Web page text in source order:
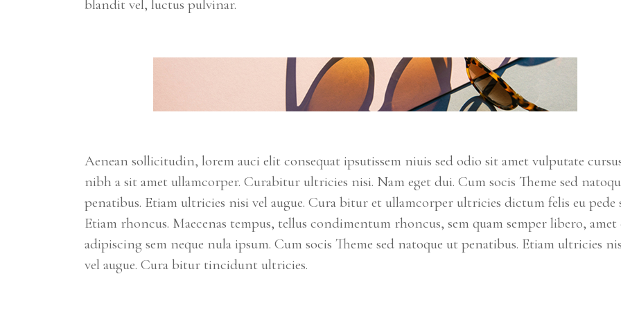
blandit vel, luctus pulvinar.
Aenean sollicitudin, lorem auci elit consequat ipsutissem niuis sed odio sit amet vulputate
nibh a sit amet ullamcorper. Curabitur ultricies nisi. Nam eget dui. Cum socis Theme sed
penatibus. Etiam ultricies nisi vel augue. Cura bitur et ullamcorper ultricies dictum felis eu pede
Etiam rhoncus. Maecenas tempus, tellus condimentum rhoncus, sem quam semper libero, amet
adipiscing sem neque nula ipsum. Cum socis Theme sed natoque ut penatibus. Etiam ultricies
vel augue. Cura bitur tincidunt ultricies.